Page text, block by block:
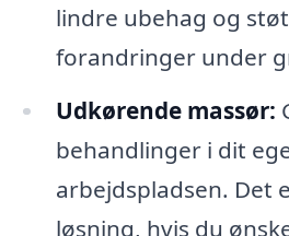
lindre ubehag og
forandringer under
Udkørende massør:
behandlinger i dit
arbejdspladsen. Det
løsning, hvis du